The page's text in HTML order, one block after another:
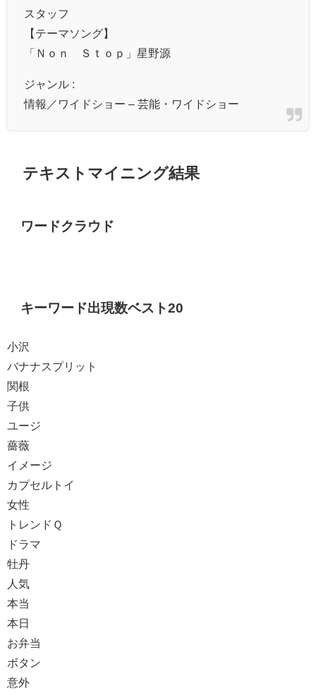
スタッフ
【テーマソング】
「Ｎｏｎ Ｓｔｏｐ」星野源
ジャンル :
情報／ワイドショー – 芸能・ワイドショー
テキストマイニング結果
ワードクラウド
キーワード出現数ベスト20
小沢
バナナスプリット
関根
子供
ユージ
薔薇
イメージ
カプセルトイ
女性
トレンドＱ
ドラマ
牡丹
人気
本当
本日
お弁当
ボタン
意外